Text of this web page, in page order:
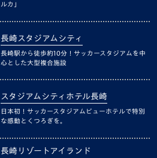
ルカ」
長崎スタジアムシティ
長崎駅から徒歩約10分！サッカースタジアムを中
心とした大型複合施設
スタジアムシティホテル長崎
日本初！サッカースタジアムビューホテルで特別
な感動とくつろぎを。
長崎リゾートアイランド